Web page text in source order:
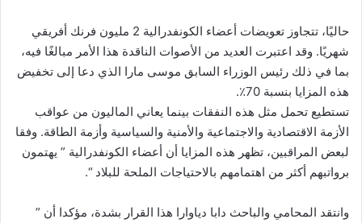
حاليًا، تتجاوز تعويضات أعضاء الكونفدرالية 2 مليون فرنك أفريقي
شهريًا. وقد اعتبرت العديد من الأصوات الناقدة هذا الأمر مبالغًا فيه،
بما في ذلك رئيس الوزراء السابق موسى مارا الذي دعا إلى تخفيض
هذه المزايا بنسبة 70٪.
تستطيع تحمل مثل هذه النفقات بينما يعاني الماليون من عواقب
الأزمة الاقتصادية والاجتماعية والأمنية والسياسية وأزمة الطاقة. وفقا
لبعض المراقبين، تظهر هذه المزايا أن أعضاء الكونفدرالية ” يهتمون
برواتبهم أكثر من اهتمامهم بالاحتياجات الملحة للبلاد “.
وانتقد المحامي والباحث دابا دياوارا هذا القرار بشدة، مؤكدا أن ”